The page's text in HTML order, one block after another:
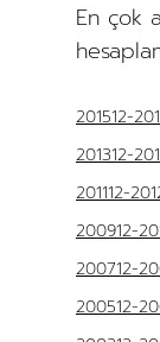
En çok
201512-
201312-
201112-
200912-
200712-
200512-